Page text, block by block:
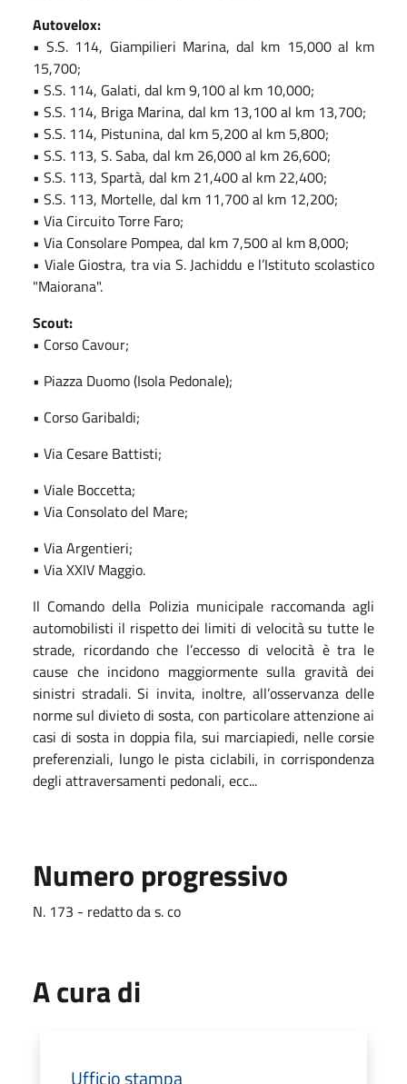
Autovelox:
• S.S. 114, Giampilieri Marina, dal km 15,000 al km
15,700;
• S.S. 114, Galati, dal km 9,100 al km 10,000;
• S.S. 114, Briga Marina, dal km 13,100 al km 13,700;
• S.S. 114, Pistunina, dal km 5,200 al km 5,800;
• S.S. 113, S. Saba, dal km 26,000 al km 26,600;
• S.S. 113, Spartà, dal km 21,400 al km 22,400;
• S.S. 113, Mortelle, dal km 11,700 al km 12,200;
• Via Circuito Torre Faro;
• Via Consolare Pompea, dal km 7,500 al km 8,000;
• Viale Giostra, tra via S. Jachiddu e l’Istituto scolastico
"Maiorana".
Scout:
• Corso Cavour;
• Piazza Duomo (Isola Pedonale);
• Corso Garibaldi;
• Via Cesare Battisti;
• Viale Boccetta;
• Via Consolato del Mare;
• Via Argentieri;
• Via XXIV Maggio.
Il Comando della Polizia municipale raccomanda agli
automobilisti il rispetto dei limiti di velocità su tutte le
strade, ricordando che l’eccesso di velocità è tra le
cause che incidono maggiormente sulla gravità dei
sinistri stradali. Si invita, inoltre, all’osservanza delle
norme sul divieto di sosta, con particolare attenzione ai
casi di sosta in doppia fila, sui marciapiedi, nelle corsie
preferenziali, lungo le pista ciclabili, in corrispondenza
degli attraversamenti pedonali, ecc...
Numero progressivo
N. 173 - redatto da s. co
A cura di
Ufficio stampa